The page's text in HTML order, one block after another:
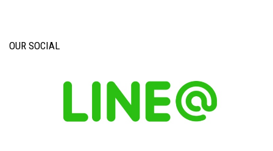
OUR SOCIAL